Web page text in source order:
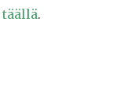
täällä.